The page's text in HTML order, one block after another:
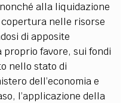
alla liquidazione
nelle risorse
di apposite
favore, sui fondi
nello stato di
dell’economia e
l’applicazione della